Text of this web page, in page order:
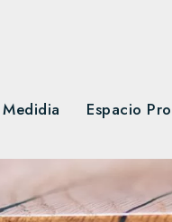
Espacio